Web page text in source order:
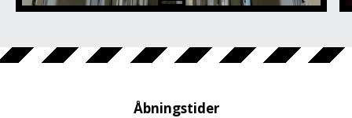
Åbningstider